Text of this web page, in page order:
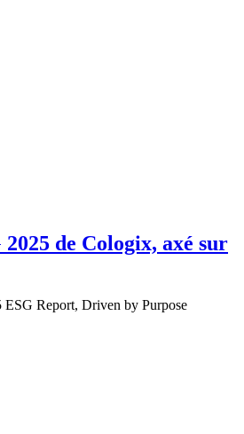
de Cologix, axé sur
Report, Driven by Purpose